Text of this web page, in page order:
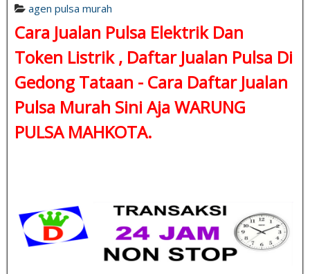
agen pulsa murah
Cara Jualan Pulsa Elektrik Dan
Token Listrik , Daftar Jualan Pulsa Di
Gedong Tataan - Cara Daftar Jualan
Pulsa Murah Sini Aja WARUNG
PULSA MAHKOTA.